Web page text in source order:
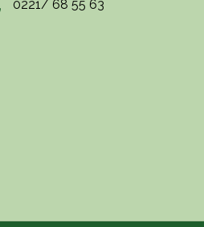
0221/ 68 55 63